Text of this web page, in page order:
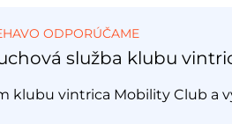
ODPORÚČAME
služba klubu
klubu vintrica Mobility Club a